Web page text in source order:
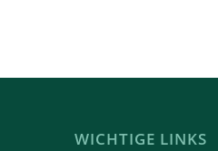
WICHTIGE LINKS